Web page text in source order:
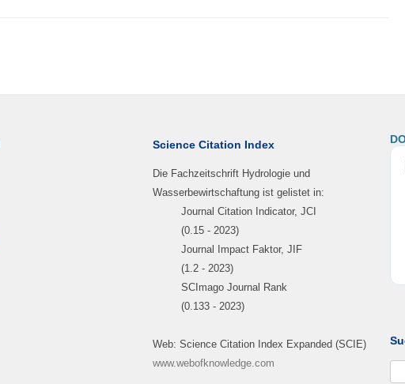
Science Citation Index
Die Fachzeitschrift Hydrologie und
Wasserbewirtschaftung ist gelistet in:
Journal Citation Indicator, JCI
(0.15 - 2023)
Journal Impact Faktor, JIF
(1.2 - 2023)
SCImago Journal Rank
(0.133 - 2023)
Web: Science Citation Index Expanded (SCIE)
www.webofknowledge.com